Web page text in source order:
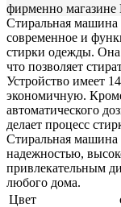
фирменно магазине
Стиральная
современное и
стирки одежды.
что позволяет
Устройство имеет
экономичную.
автоматического
делает процесс
Стиральная
надежностью,
привлекательным
любого дома.
Цвет